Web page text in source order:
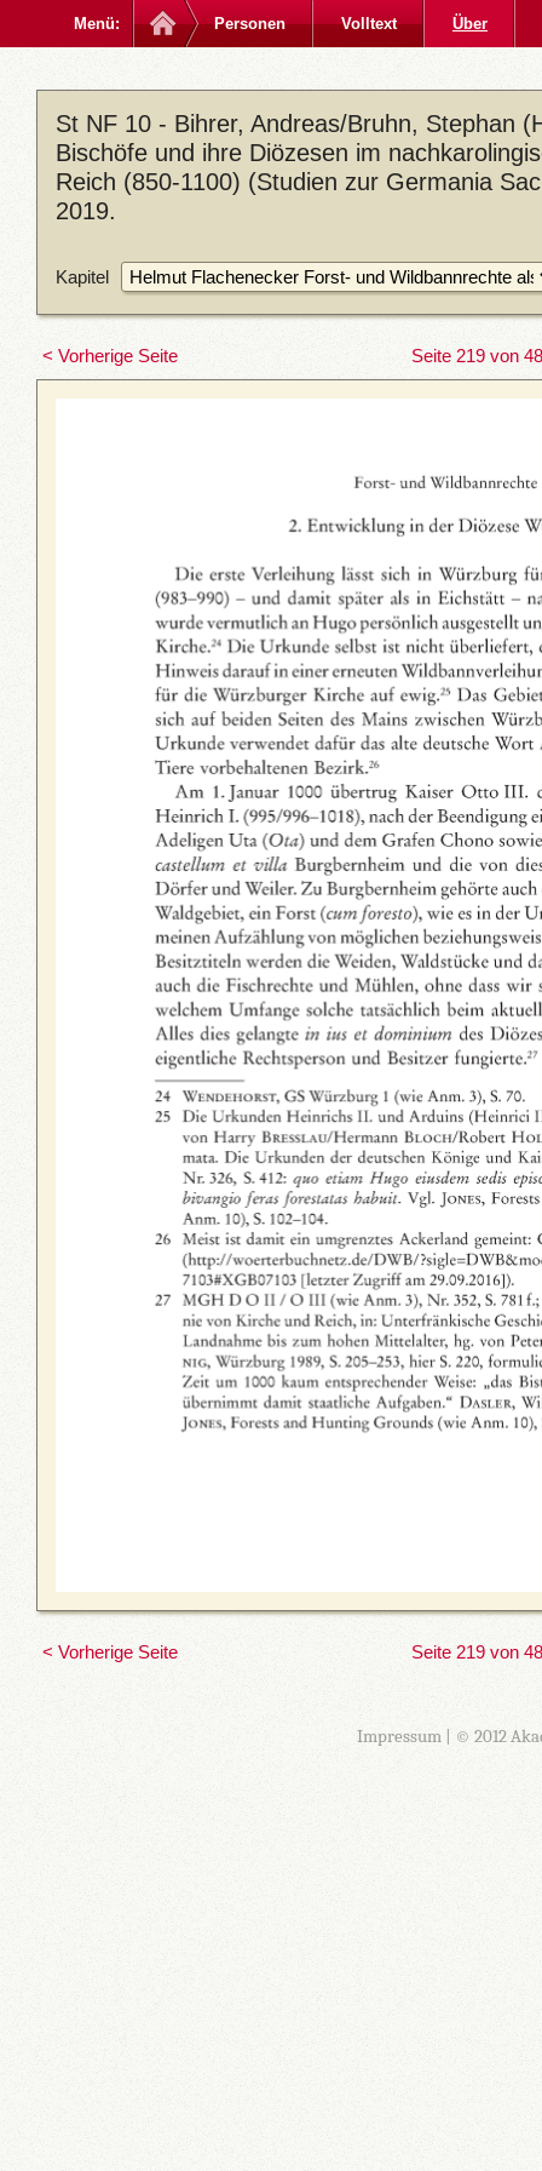
Menü: Personen Volltext Über
St NF 10 - Bihrer, Andreas/Bruhn, Stephan
Bischöfe und ihre Diözesen im
Reich (850-1100) (Studien zur Germania
2019.
Kapitel
< Vorherige Seite Seite 219 von
< Vorherige Seite Seite 219 von
Impressum| © 2012